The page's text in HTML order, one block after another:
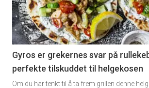
Gyros er grekernes svar på
perfekte tilskuddet til helgekosen
Om du har tenkt til å ta frem grillen denne